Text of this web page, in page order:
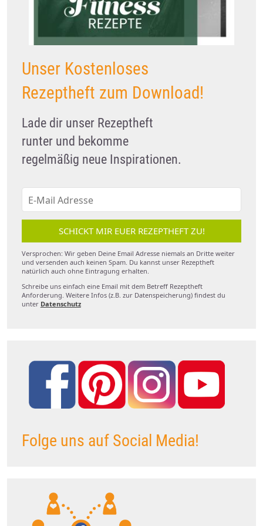
Unser Kostenloses
Rezeptheft zum Download!
Lade dir unser Rezeptheft
runter und bekomme
regelmäßig neue Inspirationen.
SCHICKT MIR EUER REZEPTHEFT ZU!
Versprochen: Wir geben Deine Email Adresse niemals an Dritte weiter
und versenden auch keinen Spam. Du kannst unser Rezeptheft
natürlich auch ohne Eintragung erhalten.
Schreibe uns einfach eine Email mit dem Betreff Rezeptheft
Anforderung. Weitere Infos (z.B. zur Datenspeicherung) findest du
unter Datenschutz
Folge uns auf Social Media!